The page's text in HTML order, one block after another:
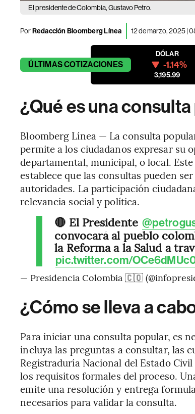
El presidente de Colombia, Gustavo Petro.
PorRedacción Bloomberg Línea 12 de marzo, 2025 |
ÚLTIMASCOTIZACIONES
DÓLAR
-1.14%
3,195.99
¿Qué es una
Bloomberg Línea — La consulta
permite a los ciudadanos expresar su
departamental, municipal, o local. Este
establece que las consultas pueden
autoridades. La participación
relevancia social y política.
🔴 El Presidente
convocará al pueblo
la Reforma a la Salud a
pic.twitter.com/
— Presidencia Colombia 🇨🇴
¿Cómo se lleva a
Para iniciar una consulta popular, es
incluya las preguntas a consultar, las
Registraduría Nacional del Estado
los requisitos formales del proceso.
emite una resolución y entrega
necesarios para validar la consulta.